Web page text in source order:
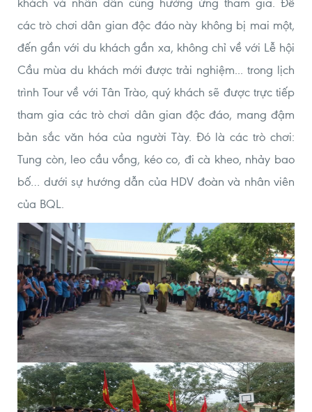
khách và nhân dân cùng hưởng ứng tham gia. Để
các trò chơi dân gian độc đáo này không bị mai một,
đến gần với du khách gần xa, không chỉ về với Lễ hội
Cầu mùa du khách mới được trải nghiệm... trong lịch
trình Tour về với Tân Trào, quý khách sẽ được trực tiếp
tham gia các trò chơi dân gian độc đáo, mang đậm
bản sắc văn hóa của người Tày. Đó là các trò chơi:
Tung còn, leo cầu vồng, kéo co, đi cà kheo, nhảy bao
bố… dưới sự hướng dẫn của HDV đoàn và nhân viên
của BQL.